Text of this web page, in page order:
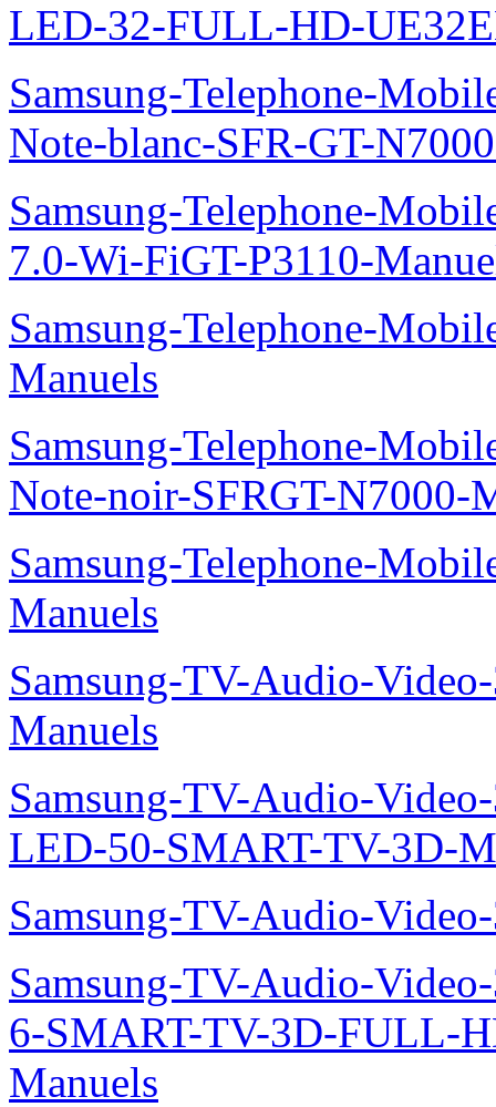
LED-32-FULL-HD-
Samsung-Telephone-
Note-blanc-SFR-GT-
Samsung-Telephone-
7.0-Wi-FiGT-P3110-
Samsung-Telephone-
Manuels
Samsung-Telephone-
Note-noir-SFRGT-N7000-
Samsung-Telephone-
Manuels
Samsung-TV-Audio-
Manuels
Samsung-TV-Audio-
LED-50-SMART-TV-3D-
Samsung-TV-Audio-
Samsung-TV-Audio-
6-SMART-TV-3D-FULL-
Manuels